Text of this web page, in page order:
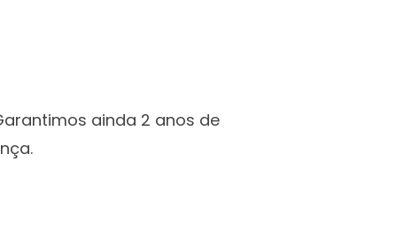
ainda 2 anos de